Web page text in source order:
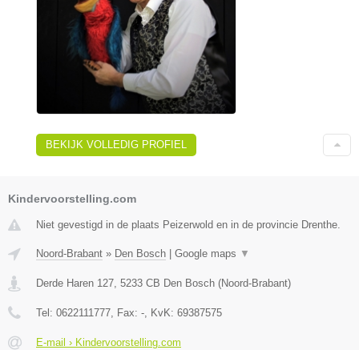
BEKIJK VOLLEDIG PROFIEL
Kindervoorstelling.com
Niet gevestigd in de plaats Peizerwold en in de provincie Drenthe.
Noord-Brabant » Den Bosch Google maps ▼
Derde Haren 127, 5233 CB Den Bosch (Noord-Brabant)
Tel: 0622111777, Fax: -, KvK: 69387575
E-mail › Kindervoorstelling.com